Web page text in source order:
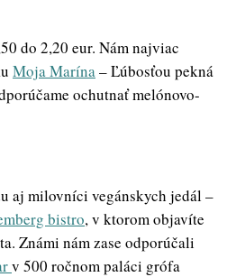
do 2,20 eur. Nám najviac
Moja Marína – Ľúbosťou pekná
ochutnať melónovo-
aj milovníci vegánskych jedál –
bistro, v ktorom objavíte
Známi nám zase odporúčali
v 500 ročnom paláci grófa